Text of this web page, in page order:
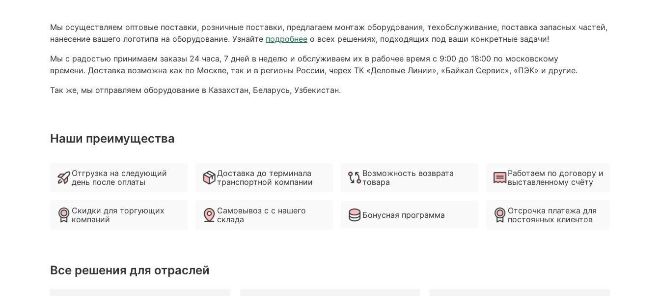
Мы осуществляем оптовые поставки, розничные поставки, предлагаем монтаж оборудования, техобслуживание, поставка запасных частей,
нанесение вашего логотипа на оборудование. Узнайте подробнее о всех решениях, подходящих под ваши конкретные задачи!
Мы с радостью принимаем заказы 24 часа, 7 дней в неделю и обслуживаем их в рабочее время с 9:00 до 18:00 по московскому
времени. Доставка возможна как по Москве, так и в регионы России, черех ТК «Деловые Линии», «Байкал Сервис», «ПЭК» и другие.
Так же, мы отправляем оборудование в Казахстан, Беларусь, Узбекистан.
Наши преимущества
Отгрузка на следующий
день после оплаты
Скидки для торгующих
компаний
Доставка до терминала
транспортной компании
Самовывоз с с нашего
склада
Возможность возврата
товара
Бонусная программа
Работаем по договору и
выставленному счёту
Отсрочка платежа для
постоянных клиентов
Все решения для отраслей